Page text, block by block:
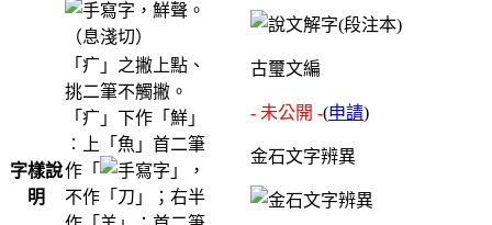
，鮮聲。
（息淺切）
字樣說
明
「疒」之撇上點、
挑二筆不觸撇。
「疒」下作「鮮」
︰上「魚」首二筆
作「
」，
不作「刀」；右半
古璽文編
- 未公開 -(申請)
金石文字辨異